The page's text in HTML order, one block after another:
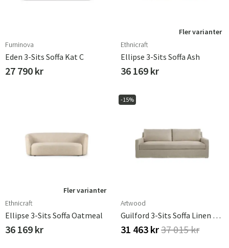
Furninova
Eden 3-Sits Soffa Kat C
27 790 kr
Fler varianter
Ethnicraft
Ellipse 3-Sits Soffa Ash
36 169 kr
Fler varianter
Ethnicraft
Ellipse 3-Sits Soffa Oatmeal
36 169 kr
-15%
Artwood
Guilford 3-Sits Soffa Linen Sand
31 463 kr37 015 kr